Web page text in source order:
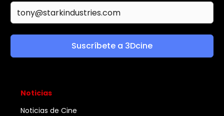
Suscríbete a 3Dcine
Noticias
Noticias de Cine